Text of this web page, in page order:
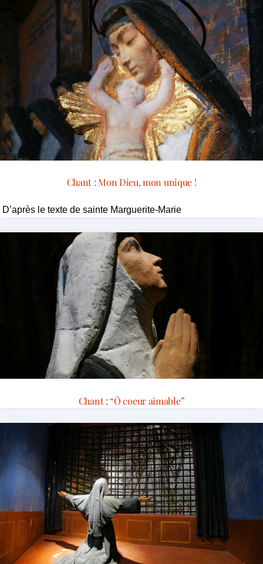
Chant : Mon Dieu, mon unique !
D’après le texte de sainte Marguerite-Marie
Chant : “Ô coeur aimable”